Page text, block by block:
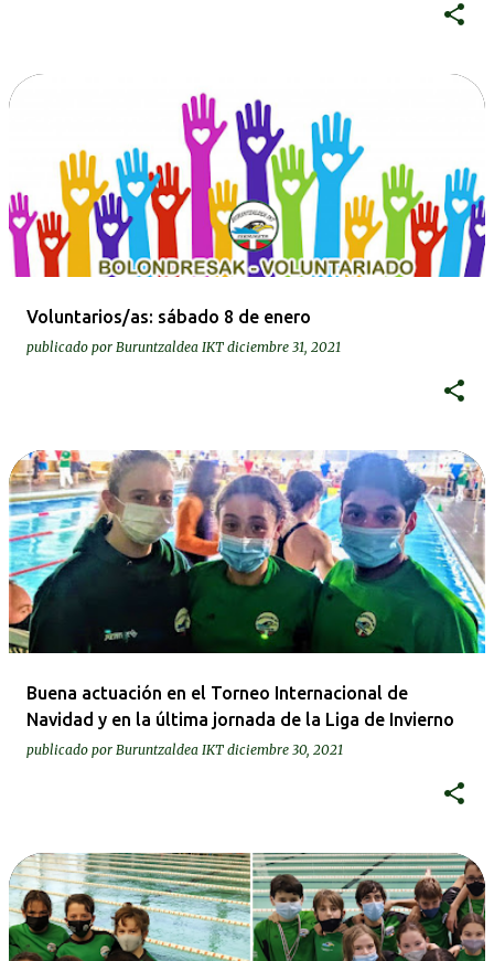
Voluntarios/as: sábado 8 de enero
publicado por Buruntzaldea IKT diciembre 31, 2021
Buena actuación en el Torneo Internacional de
Navidad y en la última jornada de la Liga de Invierno
publicado por Buruntzaldea IKT diciembre 30, 2021